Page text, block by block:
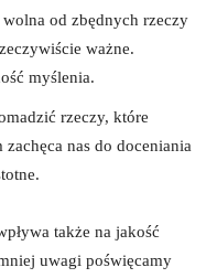
wolna od zbędnych rzeczy
ważne.
myślenia.
rzeczy, które
nas ​do doceniania
także na ‍jakość‍
‌uwagi poświęcamy